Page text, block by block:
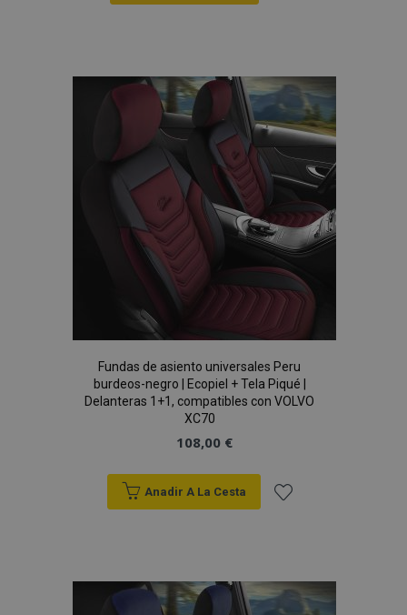
Lista
de
Deseos
Fundas de asiento universales Peru
burdeos-negro | Ecopiel + Tela Piqué |
Delanteras 1+1, compatibles con VOLVO
XC70
108,00 €
Anadir A La Cesta
Lista